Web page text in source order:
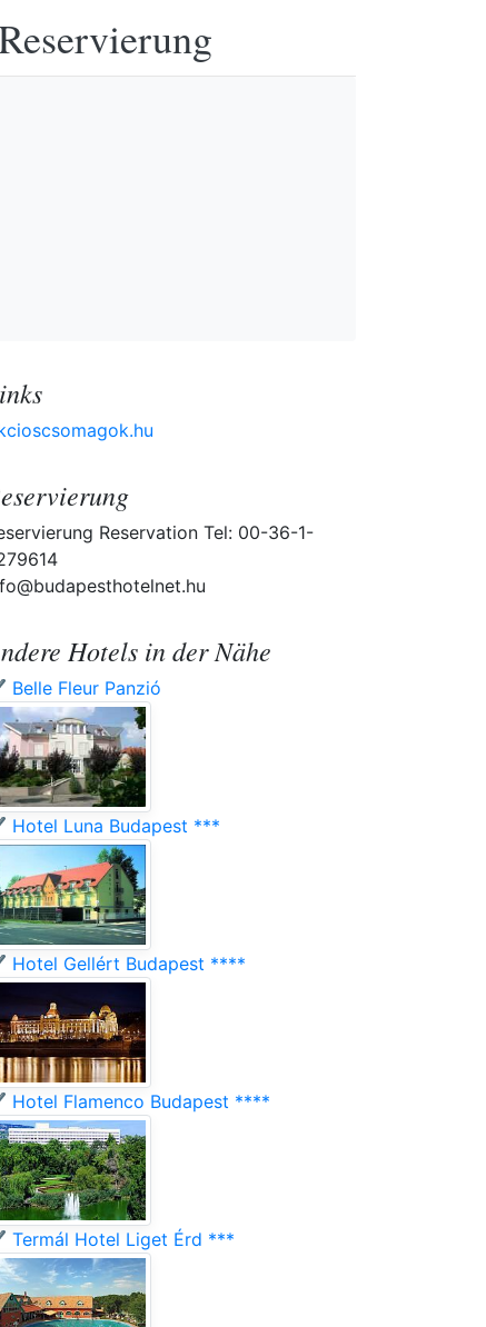
Reservation Tel: 00-36-1-
Hotels in der Nähe
Fleur Panzió
Luna Budapest ***
Gellért Budapest ****
Flamenco Budapest ****
Hotel Liget Érd ***